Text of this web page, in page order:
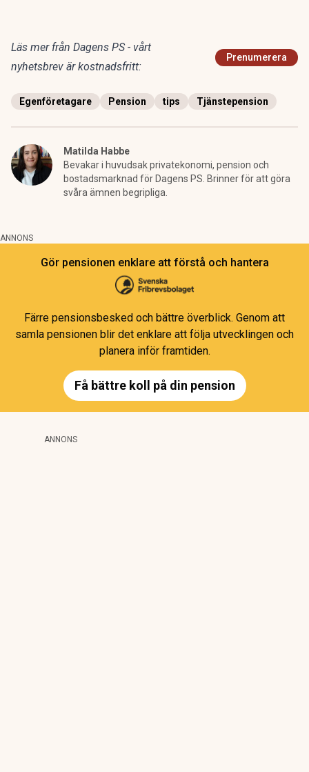
Läs mer från Dagens PS - vårt
nyhetsbrev är kostnadsfritt:
Prenumerera
Egenföretagare Pension tips Tjänstepension
Matilda Habbe
Bevakar i huvudsak privatekonomi, pension och
bostadsmarknad för Dagens PS. Brinner för att göra
svåra ämnen begripliga.
ANNONS
Gör pensionen enklare att förstå och hantera
Färre pensionsbesked och bättre överblick. Genom att
samla pensionen blir det enklare att följa utvecklingen och
planera inför framtiden.
Få bättre koll på din pension
ANNONS